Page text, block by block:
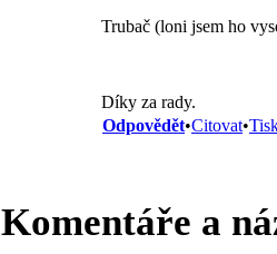
Trubač (loni jsem ho
Díky za rady.
Odpovědět•Citovat•
Komentáře a